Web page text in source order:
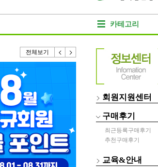
카테고리
전체보기
회원지원센터
구매후기
최근등록구매후기
추천구매후기
교육&안내